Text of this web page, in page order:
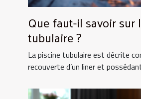
Que faut-il savoir sur
tubulaire ?
La piscine tubulaire est décrite
recouverte d’un liner et